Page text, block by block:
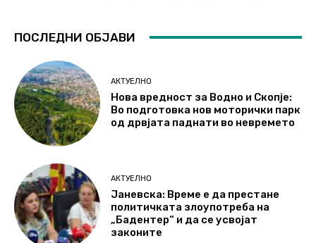
ПОСЛЕДНИ ОБЈАВИ
АКТУЕЛНО
Нова вредност за Водно и Скопје:
Во подготовка нов моторички парк
од дрвјата паднати во невремето
АКТУЕЛНО
Јаневска: Време е да престане
политичката злоупотреба на
„Бадентер“ и да се усвојат
законите